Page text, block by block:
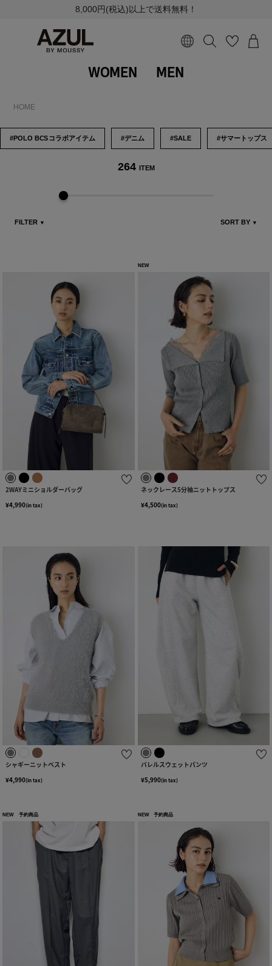
8,000円(税込)以上で送料無料！
WOMEN MEN
HOME
#POLO BCS コラボアイテム #デニム #SALE #サマートップス
264 ITEM
FILTER ▼ SORT BY ▼
2WAYミニショルダーバッグ
¥4,990(in tax)
NEW
ネックレース5分袖ニットトップス
¥4,500(in tax)
シャギーニットベスト
¥4,990(in tax)
バレルスウェットパンツ
¥5,990(in tax)
NEW 予約商品 NEW 予約商品